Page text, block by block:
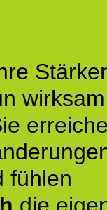
wirksam
fühlen